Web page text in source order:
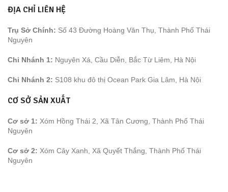
ĐỊA CHỈ LIÊN HỆ
Trụ Sở Chính: Số 43 Đường Hoàng Văn Thụ, Thành Phố Thái
Nguyên
Chi Nhánh 1: Nguyên Xá, Cầu Diễn, Bắc Từ Liêm, Hà Nội
Chi Nhánh 2: S108 khu đô thị Ocean Park Gia Lâm, Hà Nội
CƠ SỞ SẢN XUẤT
Cơ sở 1: Xóm Hồng Thái 2, Xã Tân Cương, Thành Phố Thái
Nguyên
Cơ sở 2: Xóm Cây Xanh, Xã Quyết Thắng, Thành Phố Thái
Nguyên